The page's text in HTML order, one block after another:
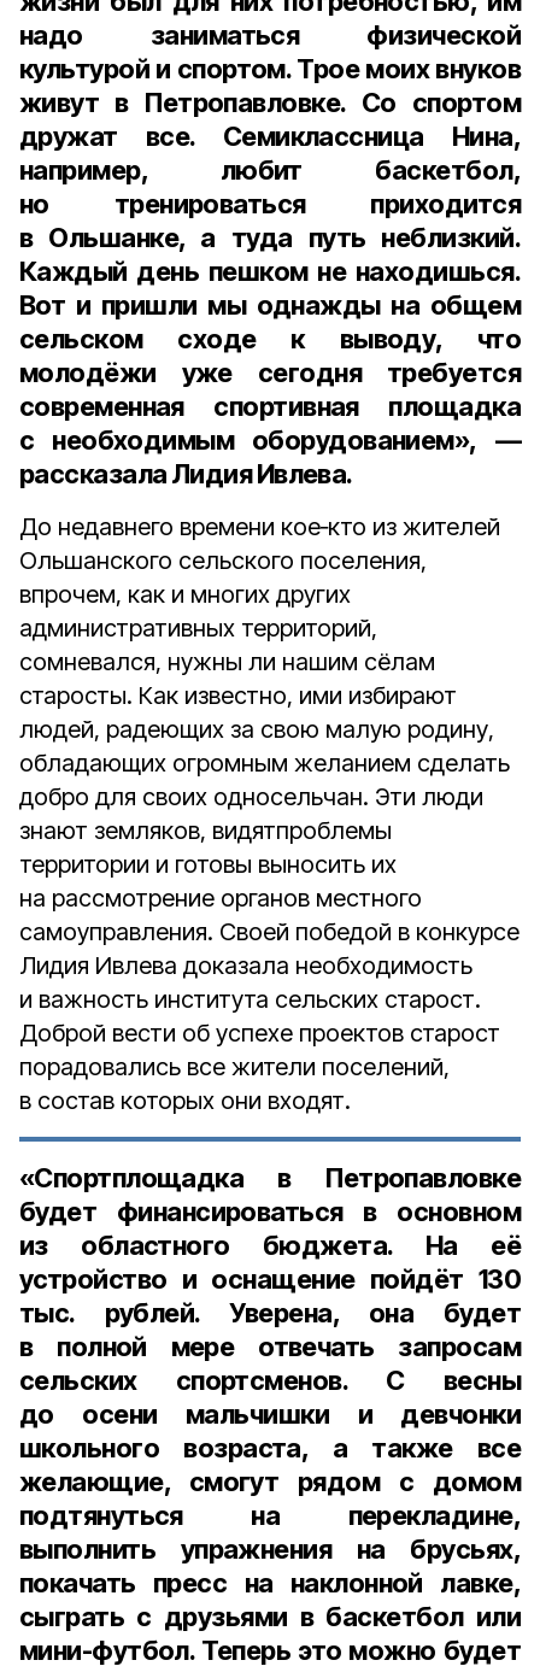
надо заниматься физической
культурой и спортом. Трое моих внуков
живут в Петропавловке. Со спортом
дружат все. Семиклассница Нина,
например, любит баскетбол,
но тренироваться приходится
в Ольшанке, а туда путь неблизкий.
Каждый день пешком не находишься.
Вот и пришли мы однажды на общем
сельском сходе к выводу, что
молодёжи уже сегодня требуется
современная спортивная площадка
с необходимым оборудованием», —
рассказала Лидия Ивлева.
До недавнего времени кое‑кто из жителей
Ольшанского сельского поселения,
впрочем, как и многих других
административных территорий,
сомневался, нужны ли нашим сёлам
старосты. Как известно, ими избирают
людей, радеющих за свою малую родину,
обладающих огромным желанием сделать
добро для своих односельчан. Эти люди
знают земляков, видятпроблемы
территории и готовы выносить их
на рассмотрение органов местного
самоуправления. Своей победой в конкурсе
Лидия Ивлева доказала необходимость
и важность института сельских старост.
Доброй вести об успехе проектов старост
порадовались все жители поселений,
в состав которых они входят.
«Спортплощадка в Петропавловке
будет финансироваться в основном
из областного бюджета. На её
устройство и оснащение пойдёт 130
тыс. рублей. Уверена, она будет
в полной мере отвечать запросам
сельских спортсменов. С весны
до осени мальчишки и девчонки
школьного возраста, а также все
желающие, смогут рядом с домом
подтянуться на перекладине,
выполнить упражнения на брусьях,
покачать пресс на наклонной лавке,
сыграть с друзьями в баскетбол или
мини-футбол. Теперь это можно будет